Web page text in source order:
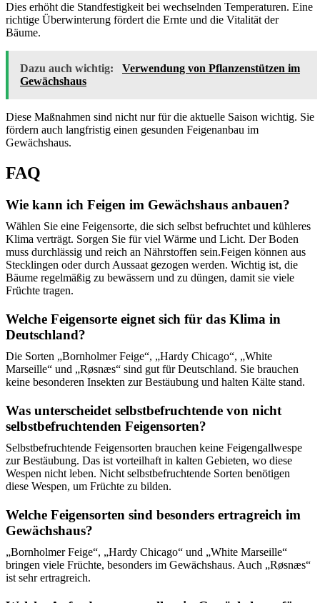
Dies erhöht die Standfestigkeit bei wechselnden Temperaturen. Eine
richtige Überwinterung fördert die Ernte und die Vitalität der
Bäume.
Dazu auch wichtig:
Verwendung von Pflanzenstützen im
Gewächshaus
Diese Maßnahmen sind nicht nur für die aktuelle Saison wichtig. Sie
fördern auch langfristig einen gesunden Feigenanbau im
Gewächshaus.
FAQ
Wie kann ich Feigen im Gewächshaus anbauen?
Wählen Sie eine Feigensorte, die sich selbst befruchtet und kühleres
Klima verträgt. Sorgen Sie für viel Wärme und Licht. Der Boden
muss durchlässig und reich an Nährstoffen sein.Feigen können aus
Stecklingen oder durch Aussaat gezogen werden. Wichtig ist, die
Bäume regelmäßig zu bewässern und zu düngen, damit sie viele
Früchte tragen.
Welche Feigensorte eignet sich für das Klima in
Deutschland?
Die Sorten „Bornholmer Feige“, „Hardy Chicago“, „White
Marseille“ und „Røsnæs“ sind gut für Deutschland. Sie brauchen
keine besonderen Insekten zur Bestäubung und halten Kälte stand.
Was unterscheidet selbstbefruchtende von nicht
selbstbefruchtenden Feigensorten?
Selbstbefruchtende Feigensorten brauchen keine Feigengallwespe
zur Bestäubung. Das ist vorteilhaft in kalten Gebieten, wo diese
Wespen nicht leben. Nicht selbstbefruchtende Sorten benötigen
diese Wespen, um Früchte zu bilden.
Welche Feigensorten sind besonders ertragreich im
Gewächshaus?
„Bornholmer Feige“, „Hardy Chicago“ und „White Marseille“
bringen viele Früchte, besonders im Gewächshaus. Auch „Røsnæs“
ist sehr ertragreich.